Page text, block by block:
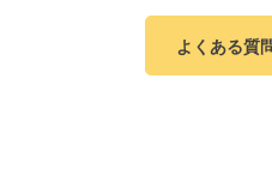
よくある質